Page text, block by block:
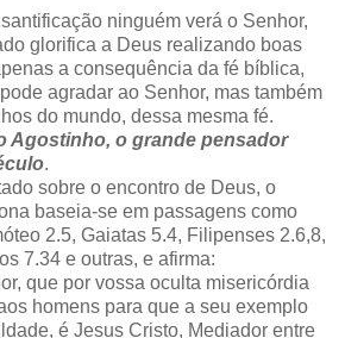
ninguém verá o Senhor,
glorifica a Deus realizando boas
a consequência da fé bíblica,
agradar ao Senhor, mas também
do mundo, dessa mesma fé.
Agostinho, o grande pensador
.
sobre o encontro de Deus, o
baseia-se em passagens como
2.5, Gaiatas 5.4, Filipenses 2.6,8,
7.34 e outras, e afirma:
que por vossa oculta misericórdia
homens para que a seu exemplo
é Jesus Cristo, Mediador entre